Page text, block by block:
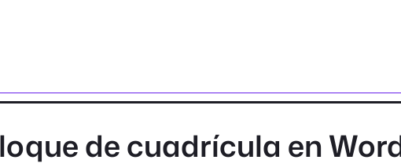
de cuadrícula en